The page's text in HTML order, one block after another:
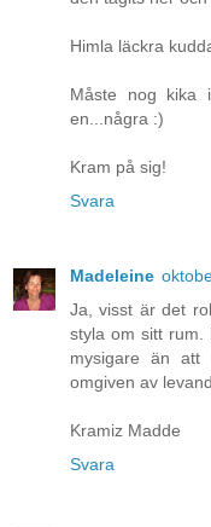
Himla läckra
Måste nog kika
en...några :)
Kram på sig!
Svara
Madeleine
Ja, visst är det
styla om sitt rum.
mysigare än
omgiven av
Kramiz Madde
Svara